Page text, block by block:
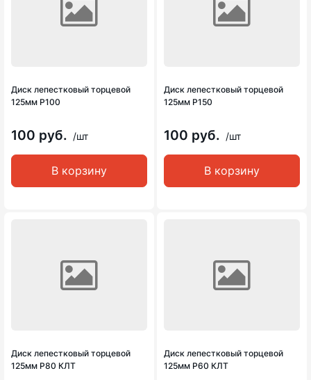
Диск лепестковый торцевой
125мм Р100
100 руб. /шт
В корзину
Диск лепестковый торцевой
125мм Р150
100 руб. /шт
В корзину
Диск лепестковый торцевой
125мм Р80 КЛТ
Диск лепестковый торцевой
125мм Р60 КЛТ